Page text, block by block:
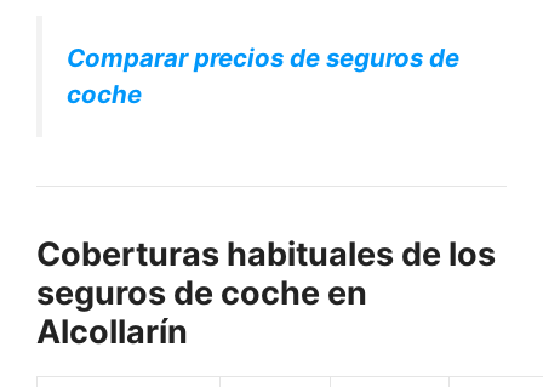
Comparar precios de seguros de
coche
Coberturas habituales de los
seguros de coche en
Alcollarín